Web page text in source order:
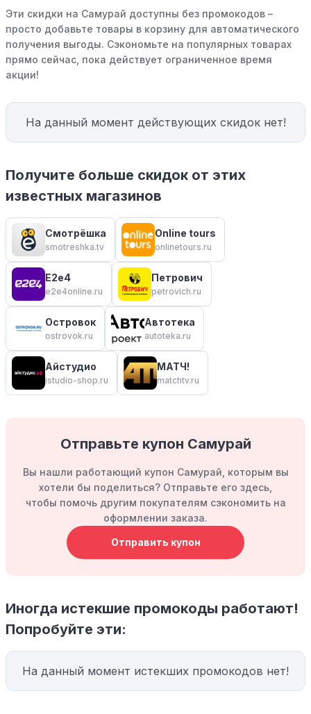
Эти скидки на Самурай доступны без промокодов –
просто добавьте товары в корзину для автоматического
получения выгоды. Сэкономьте на популярных товарах
прямо сейчас, пока действует ограниченное время
акции!
На данный момент действующих скидок нет!
Получите больше скидок от этих
известных магазинов
Смотрёшка
smotreshka.tv
Online tours
onlinetours.ru
E2e4
e2e4online.ru
Петрович
petrovich.ru
Островок
ostrovok.ru
Автотека
autoteka.ru
Айстудио
istudio-shop.ru
МАТЧ!
matchtv.ru
Отправьте купон Самурай
Вы нашли работающий купон Самурай, которым вы
хотели бы поделиться? Отправьте его здесь,
чтобы помочь другим покупателям сэкономить на
оформлении заказа.
Отправить купон
Иногда истекшие промокоды работают!
Попробуйте эти:
На данный момент истекших промокодов нет!